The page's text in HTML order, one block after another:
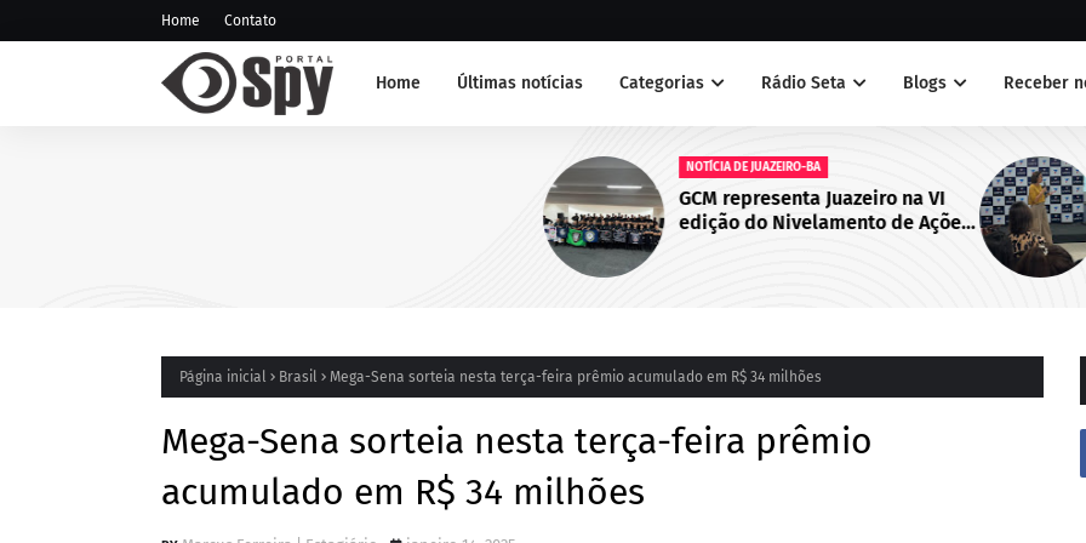
Home Contato
Home Últimas notícias Categorias Rádio Seta Blogs Receber
GCM representa Juazeiro na VI
edição do Nivelamento de Ações
Táticas (NAT-ROMU), em Cabo de
NOTÍCIAS
Juazeiro sedia primeiro encontro
do Cegras e fortalece integração
da saúde na Macrorregião Norte
Página inicial Brasil Mega-Sena sorteia nesta terça-feira prêmio acumulado em R$ 34 milhões
Mega-Sena sorteia nesta terça-feira prêmio
acumulado em R$ 34 milhões